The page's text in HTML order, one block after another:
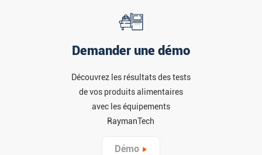
Demander une démo
Découvrez les résultats des tests
de vos produits alimentaires
avec les équipements
RaymanTech
Démo